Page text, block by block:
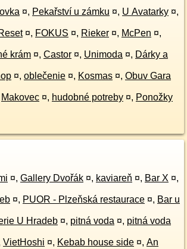
¤, Pekařství u zámku ¤, U Avatarky ¤,
¤, FOKUS ¤, Rieker ¤, McPen ¤,
krám ¤, Castor ¤, Unimoda ¤, Dárky a
¤, oblečenie ¤, Kosmas ¤, Obuv Gara
Makovec ¤, hudobné potreby ¤, Ponožky
¤, Gallery Dvořák ¤, kaviareň ¤, Bar X ¤,
¤, PUOR - Plzeňská restaurace ¤, Bar u
U Hradeb ¤, pitná voda ¤, pitná voda
VietHoshi ¤, Kebab house side ¤, An